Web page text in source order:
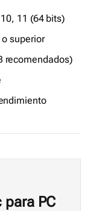
11 (64 bits)
superior
recomendados)
para PC